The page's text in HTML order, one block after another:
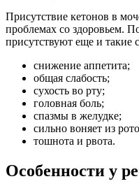
Присутствие кетонов в
проблемах со здоровьем.
присутствуют еще и такие
снижение аппетита;
общая слабость;
сухость во рту;
головная боль;
спазмы в желудке;
сильно воняет из
тошнота и рвота.
Особенности у